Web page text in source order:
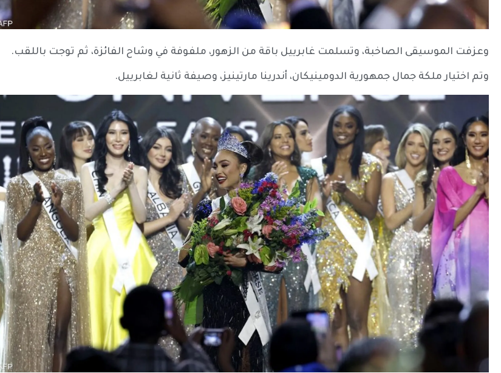
وعزفت الموسيقى الصاخبة، وتسلمت غابرييل باقة من الزهور، ملفوفة في وشاح الفائزة، ثم توجت باللقب.
وتم اختيار ملكة جمال جمهورية الدومينيكان، أندرينا مارتينيز، وصيفة ثانية لغابرييل.